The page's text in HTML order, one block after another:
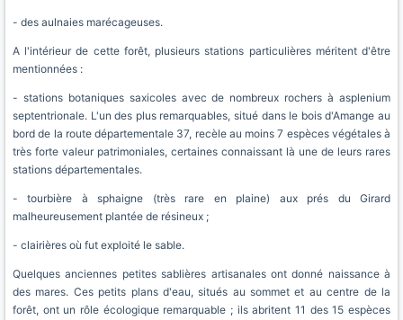
- des aulnaies marécageuses.
A l'intérieur de cette forêt, plusieurs stations particulières méritent d'être
mentionnées :
- stations botaniques saxicoles avec de nombreux rochers à asplenium
septentrionale. L'un des plus remarquables, situé dans le bois d'Amange au
bord de la route départementale 37, recèle au moins 7 espèces végétales à
très forte valeur patrimoniales, certaines connaissant là une de leurs rares
stations départementales.
- tourbière à sphaigne (très rare en plaine) aux prés du Girard
malheureusement plantée de résineux ;
- clairières où fut exploité le sable.
Quelques anciennes petites sablières artisanales ont donné naissance à
des mares. Ces petits plans d'eau, situés au sommet et au centre de la
forêt, ont un rôle écologique remarquable ; ils abritent 11 des 15 espèces